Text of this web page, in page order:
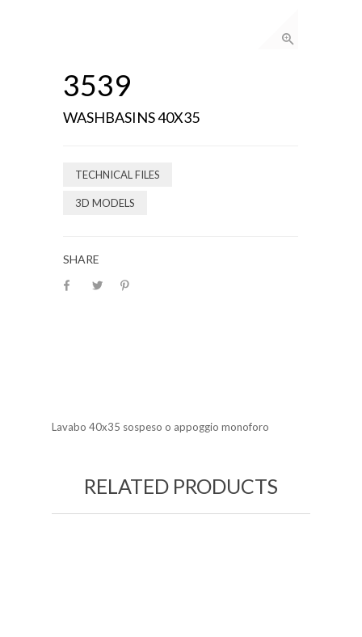
3539
WASHBASINS 40X35
TECHNICAL FILES
3D MODELS
SHARE
Lavabo 40x35 sospeso o appoggio monoforo
RELATED PRODUCTS